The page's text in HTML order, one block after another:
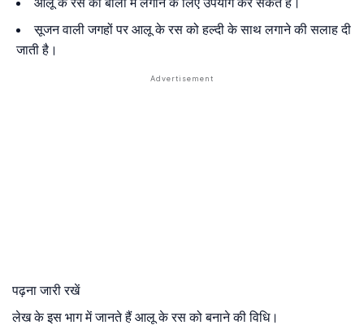
सूजन वाली जगहों पर आलू के रस को हल्दी के साथ लगाने की सलाह दी
जाती है।
पढ़ना जारी रखें
लेख के इस भाग में जानते हैं आलू के रस को बनाने की विधि।